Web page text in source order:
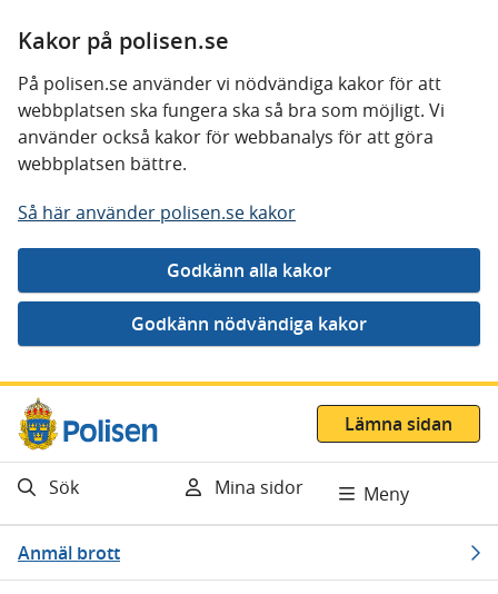
Kakor på polisen.se
På polisen.se använder vi nödvändiga kakor för att
webbplatsen ska fungera ska så bra som möjligt. Vi
använder också kakor för webbanalys för att göra
webbplatsen bättre.
Så här använder polisen.se kakor
Gå direkt till innehåll
Lämna sidan
Sök Mina sidor Meny
Anmäl brott